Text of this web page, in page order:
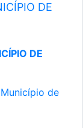
DE
DE
de